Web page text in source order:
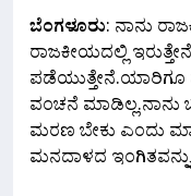
ಬೆಂಗಳೂರು: ನಾನು
ರಾಜಕೀಯದಲ್ಲಿ
ಪಡೆಯುತ್ತೇನೆ.ಯಾರಿಗೂ
ವಂಚನೆ
ಮರಣ ಬೇಕು ಎಂದು
ಮನದಾಳದ ಇಂಗಿತವನ್ನು